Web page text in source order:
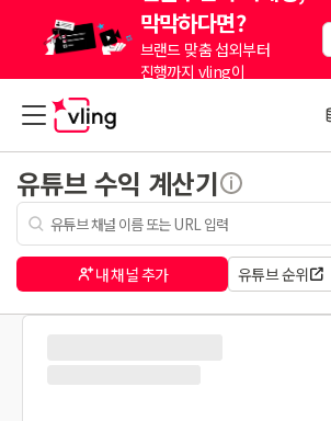
막막하다면?
브랜드 맞춤 섭외부터
진행까지 vling이
유튜브 수익 계산기
내 채널 추가 유튜브 순위